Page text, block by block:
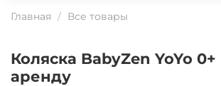
Главная Все товары
Коляска BabyZen YoYo 0+
аренду